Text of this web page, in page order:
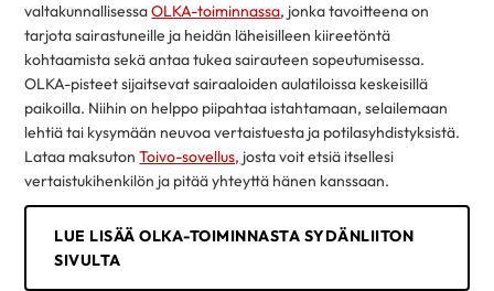
valtakunnallisessaOLKA-toiminnassa, jonka tavoitteena on
tarjota sairastuneille ja heidän läheisilleen kiireetöntä
kohtaamista sekä antaa tukea sairauteen sopeutumisessa.
OLKA-pisteet sijaitsevat sairaaloiden aulatiloissa keskeisillä
paikoilla. Niihin on helppo piipahtaa istahtamaan, selailemaan
lehtiä tai kysymään neuvoa vertaistuesta ja potilasyhdistyksistä.
Lataa maksutonToivo-sovellus, josta voit etsiä itsellesi
vertaistukihenkilön ja pitää yhteyttä hänen kanssaan.
LUE LISÄÄ OLKA-TOIMINNASTA SYDÄNLIITON
SIVULTA